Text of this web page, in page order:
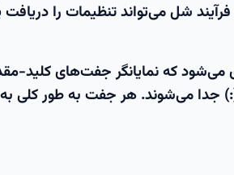
شل می‌تواند تنظیمات را دریافت
که نمایانگر جفت‌های کلید-
(:) جدا می‌شوند. هر جفت به طور کلی